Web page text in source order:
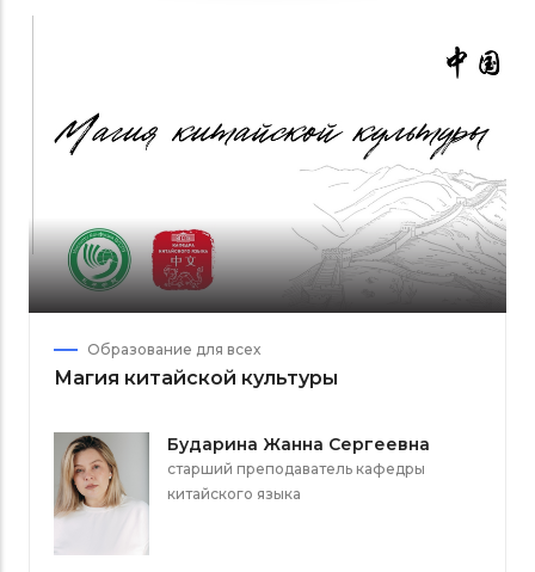
Образование для всех
Магия китайской культуры
Бударина Жанна Сергеевна
старший преподаватель кафедры
китайского языка